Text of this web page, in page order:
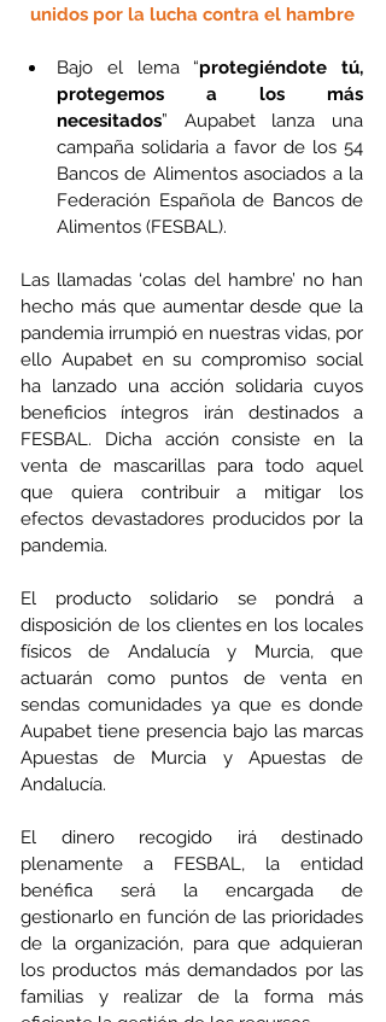
unidos por la lucha contra el hambre
Bajo el lema “protegiéndote tú,
protegemos a los más
necesitados” Aupabet lanza una
campaña solidaria a favor de los 54
Bancos de Alimentos asociados a la
Federación Española de Bancos de
Alimentos (FESBAL).
Las llamadas ‘colas del hambre’ no han
hecho más que aumentar desde que la
pandemia irrumpió en nuestras vidas, por
ello Aupabet en su compromiso social
ha lanzado una acción solidaria cuyos
beneficios íntegros irán destinados a
FESBAL. Dicha acción consiste en la
venta de mascarillas para todo aquel
que quiera contribuir a mitigar los
efectos devastadores producidos por la
pandemia.
El producto solidario se pondrá a
disposición de los clientes en los locales
físicos de Andalucía y Murcia, que
actuarán como puntos de venta en
sendas comunidades ya que es donde
Aupabet tiene presencia bajo las marcas
Apuestas de Murcia y Apuestas de
Andalucía.
El dinero recogido irá destinado
plenamente a FESBAL, la entidad
benéfica será la encargada de
gestionarlo en función de las prioridades
de la organización, para que adquieran
los productos más demandados por las
familias y realizar de la forma más